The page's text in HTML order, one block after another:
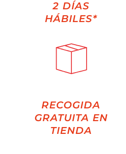
2 DÍAS
HÁBILES*
RECOGIDA
GRATUITA EN
TIENDA